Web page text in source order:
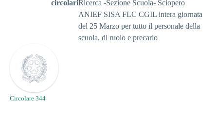
circolariRicerca -Sezione Scuola- Sciopero
ANIEF SISA FLC CGIL intera giornata
del 25 Marzo per tutto il personale della
scuola, di ruolo e precario
Circolare 344